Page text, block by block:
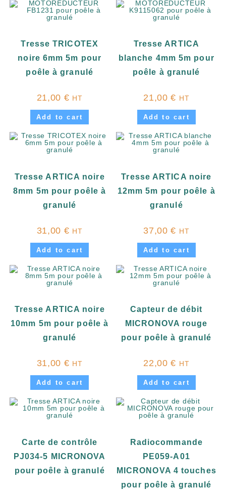
Tresse TRICOTEX
noire 6mm 5m pour
poêle à granulé
21,00 € HT
Add to cart
Tresse ARTICA
blanche 4mm 5m pour
poêle à granulé
21,00€ HT
Add to cart
Tresse ARTICA noire
8mm 5m pour poêle à
granulé
31,00 € HT
Add to cart
Tresse ARTICA noire
12mm 5m pour poêle à
granulé
37,00€ HT
Add to cart
Tresse ARTICA noire
10mm 5m pour poêle à
granulé
31,00 € HT
Add to cart
Capteur de débit
MICRONOVA rouge
pour poêle à granulé
22,00€ HT
Add to cart
Carte de contrôle
PJ034-5 MICRONOVA
pour poêle à granulé
Radiocommande
PE059-A01
MICRONOVA 4 touches
pour poêle à granulé